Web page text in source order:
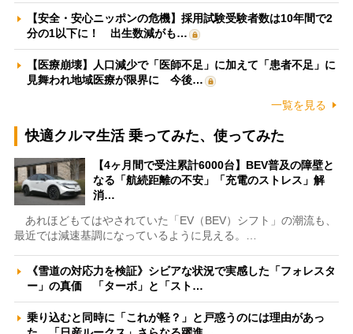
【安全・安心ニッポンの危機】採用試験受験者数は10年間で2
分の1以下に！ 出生数減がも…
【医療崩壊】人口減少で「医師不足」に加えて「患者不足」に
見舞われ地域医療が限界に 今後…
一覧を見る
快適クルマ生活 乗ってみた、使ってみた
【4ヶ月間で受注累計6000台】BEV普及の障壁と
なる「航続距離の不安」「充電のストレス」解
消…
あれほどもてはやされていた「EV（BEV）シフト」の潮流も、
最近では減速基調になっているように見える。…
《雪道の対応力を検証》シビアな状況で実感した「フォレスタ
ー」の真価 「ターボ」と「スト…
乗り込むと同時に「これが軽？」と戸惑うのには理由があっ